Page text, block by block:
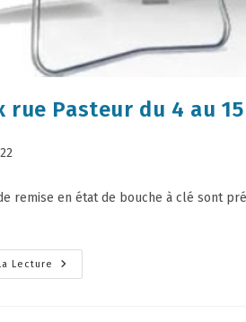
rue Pasteur du 4 au
remise en état de bouche à clé sont
Lecture